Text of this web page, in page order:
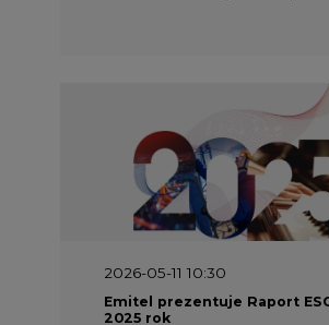
2026-05-11 10:30
Emitel prezentuje Raport
2025 rok